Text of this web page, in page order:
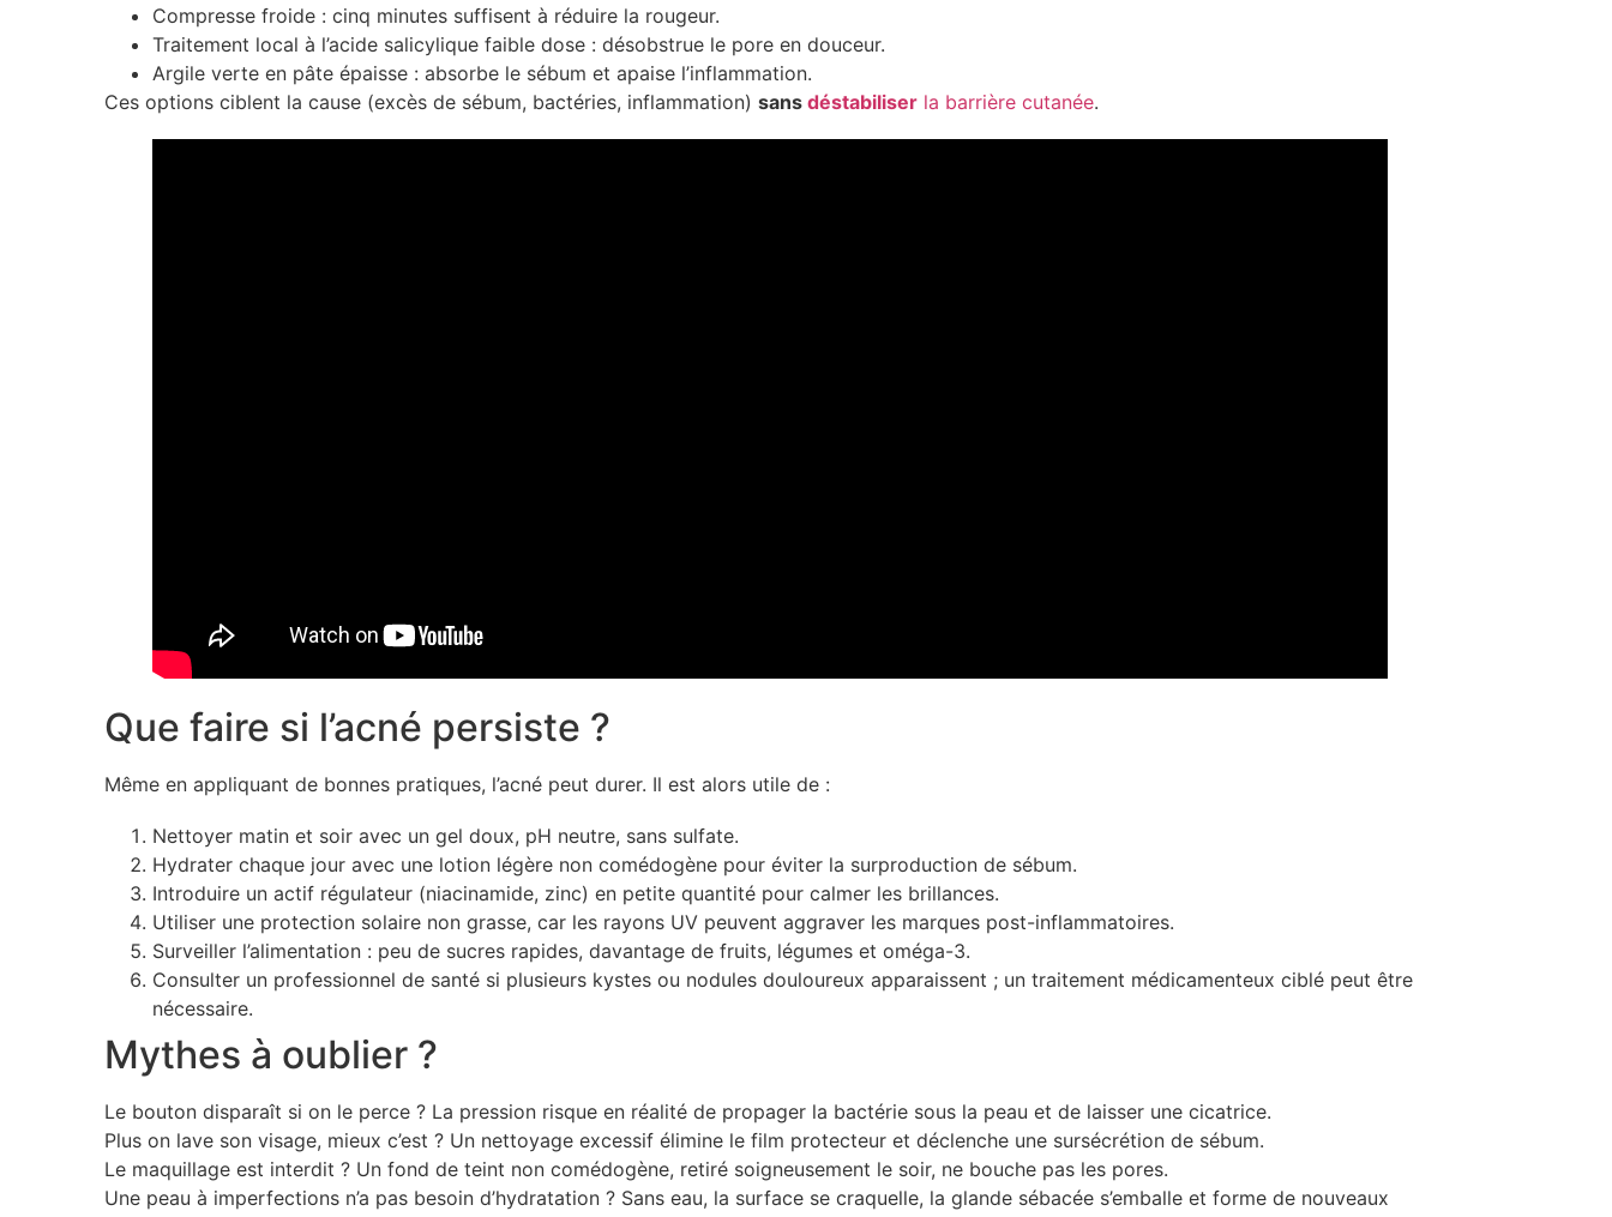
Compresse froide : cinq minutes suffisent à réduire la rougeur.
Traitement local à l’acide salicylique faible dose : désobstrue le pore en douceur.
Argile verte en pâte épaisse : absorbe le sébum et apaise l’inflammation.
Ces options ciblent la cause (excès de sébum, bactéries, inflammation) sans déstabiliser la barrière cutanée.
Que faire si l’acné persiste ?
Même en appliquant de bonnes pratiques, l’acné peut durer. Il est alors utile de :
Nettoyer matin et soir avec un gel doux, pH neutre, sans sulfate.
Hydrater chaque jour avec une lotion légère non comédogène pour éviter la surproduction de sébum.
Introduire un actif régulateur (niacinamide, zinc) en petite quantité pour calmer les brillances.
Utiliser une protection solaire non grasse, car les rayons UV peuvent aggraver les marques post-inflammatoires.
Surveiller l’alimentation : peu de sucres rapides, davantage de fruits, légumes et oméga-3.
Consulter un professionnel de santé si plusieurs kystes ou nodules douloureux apparaissent ; un traitement médicamenteux ciblé peut être
nécessaire.
Mythes à oublier ?
Le bouton disparaît si on le perce ? La pression risque en réalité de propager la bactérie sous la peau et de laisser une cicatrice.
Plus on lave son visage, mieux c’est ? Un nettoyage excessif élimine le film protecteur et déclenche une sursécrétion de sébum.
Le maquillage est interdit ? Un fond de teint non comédogène, retiré soigneusement le soir, ne bouche pas les pores.
Une peau à imperfections n’a pas besoin d’hydratation ? Sans eau, la surface se craquelle, la glande sébacée s’emballe et forme de nouveaux